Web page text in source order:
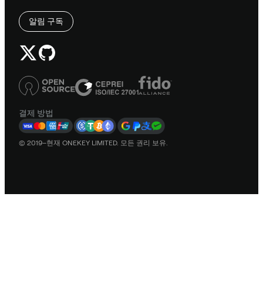
알림 구독
결제 방법
© 2019–현재 ONEKEY LIMITED. 모든 권리 보유.